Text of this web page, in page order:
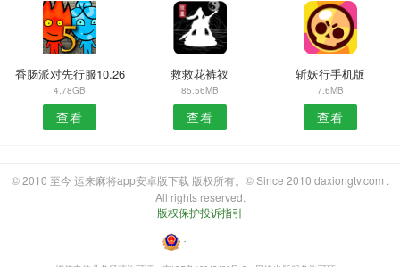
香肠派对先行服10.26
4.78GB
查看
救救花裤衩
85.56MB
查看
斩妖行手机版
7.6MB
查看
© 2010 至今 运来麻将app安卓版下载 版权所有。© Since 2010 daxiongtv.com .
All rights reserved.
版权保护投诉指引
・